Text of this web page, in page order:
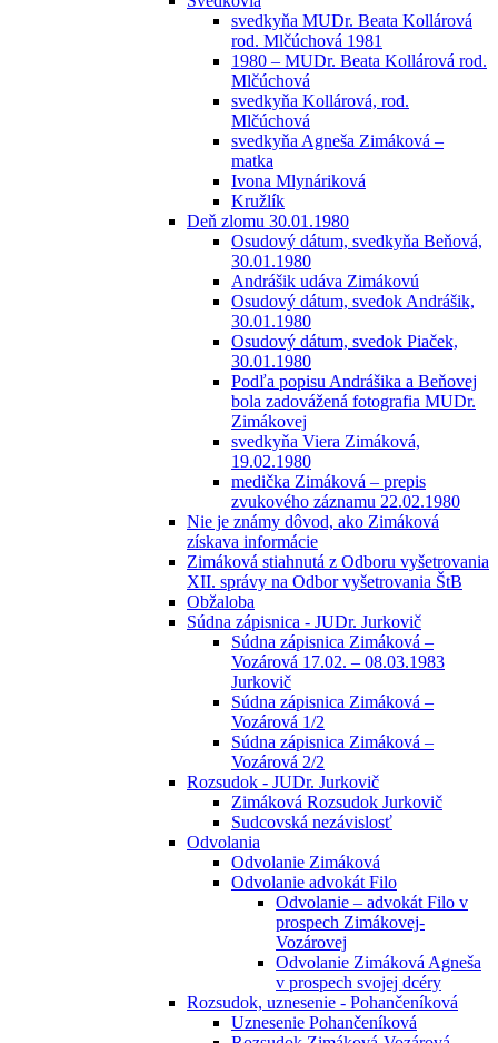
svedkyňa MUDr. Beata Kollárová
rod. Mlčúchová 1981
1980 – MUDr. Beata Kollárová rod.
Mlčúchová
svedkyňa Kollárová, rod.
Mlčúchová
svedkyňa Agneša Zimáková –
matka
Ivona Mlynáriková
Kružlík
Deň zlomu 30.01.1980
Osudový dátum, svedkyňa Beňová,
30.01.1980
Andrášik udáva Zimákovú
Osudový dátum, svedok Andrášik,
30.01.1980
Osudový dátum, svedok Piaček,
30.01.1980
Podľa popisu Andrášika a Beňovej
bola zadovážená fotografia MUDr.
Zimákovej
svedkyňa Viera Zimáková,
19.02.1980
medička Zimáková – prepis
zvukového záznamu 22.02.1980
Nie je známy dôvod, ako Zimáková
získava informácie
Zimáková stiahnutá z Odboru vyšetrovania
XII. správy na Odbor vyšetrovania ŠtB
Obžaloba
Súdna zápisnica - JUDr. Jurkovič
Súdna zápisnica Zimáková –
Vozárová 17.02. – 08.03.1983
Jurkovič
Súdna zápisnica Zimáková –
Vozárová 1/2
Súdna zápisnica Zimáková –
Vozárová 2/2
Rozsudok - JUDr. Jurkovič
Zimáková Rozsudok Jurkovič
Sudcovská nezávislosť
Odvolania
Odvolanie Zimáková
Odvolanie advokát Filo
Odvolanie – advokát Filo v
prospech Zimákovej-
Vozárovej
Odvolanie Zimáková Agneša
v prospech svojej dcéry
Rozsudok, uznesenie - Pohančeníková
Uznesenie Pohančeníková